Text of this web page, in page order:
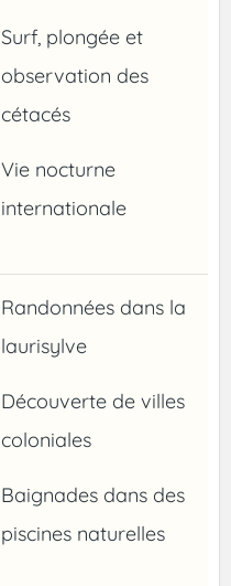
Surf, plongée et
observation des
cétacés
Vie nocturne
internationale
Randonnées dans la
laurisylve
Découverte de villes
coloniales
Baignades dans des
piscines naturelles